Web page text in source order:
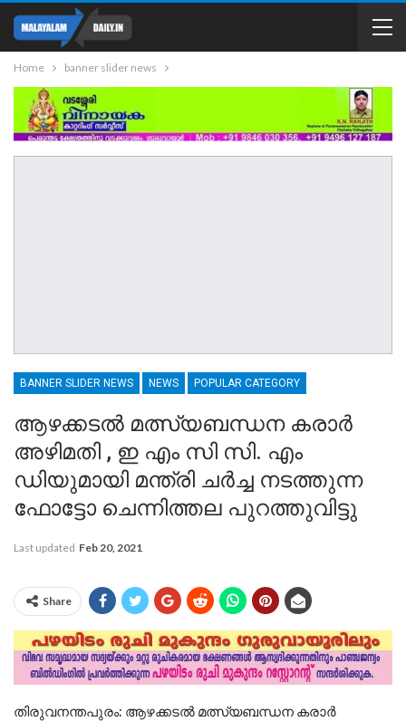
Home banner slider news
BANNER SLIDER NEWS NEWS POPULAR CATEGORY
ആഴക്കടൽ മത്സ്യബന്ധന കരാർ
അഴിമതി , ഇ എം സി സി. എം
ഡിയുമായി മന്ത്രി ചർച്ച നടത്തുന്ന
ഫോട്ടോ ചെന്നിത്തല പുറത്തുവിട്ടു
Last updated Feb 20, 2021
Share
തിരുവനന്തപുരം: ആഴക്കടൽ മത്സ്യബന്ധന കരാർ